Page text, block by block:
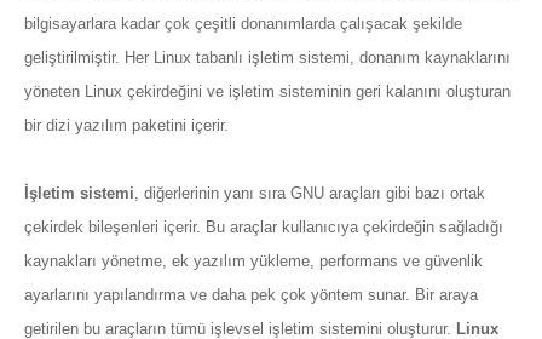
bilgisayarlara kadar çok çeşitli donanımlarda çalışacak şekilde
geliştirilmiştir. Her Linux tabanlı işletim sistemi, donanım kaynaklarını
yöneten Linux çekirdeğini ve işletim sisteminin geri kalanını oluşturan
bir dizi yazılım paketini içerir.
İşletim sistemi , diğerlerinin yanı sıra GNU araçları gibi bazı ortak
çekirdek bileşenleri içerir. Bu araçlar kullanıcıya çekirdeğin sağladığı
kaynakları yönetme, ek yazılım yükleme, performans ve güvenlik
ayarlarını yapılandırma ve daha pek çok yöntem sunar. Bir araya
getirilen bu araçların tümü işlevsel işletim sistemini oluşturur. Linux